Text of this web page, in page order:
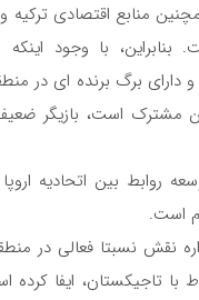
منابع اقتصادی ترکیه
بنابراین، با وجود
دارای برگ برنده ای در
مشترک است، بازیگر
روابط بین اتحادیه
است.
نقش نسبتا فعالی در
با تاجیکستان، ایفا